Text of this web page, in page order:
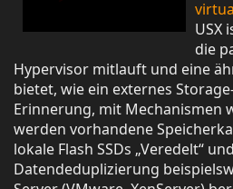
USX
die
Hypervisor mitlauft und eine
bietet, wie ein externes
Erinnerung, mit Mechanismen
werden vorhandene
lokale Flash SSDs „Veredelt“
Datendeduplizierung